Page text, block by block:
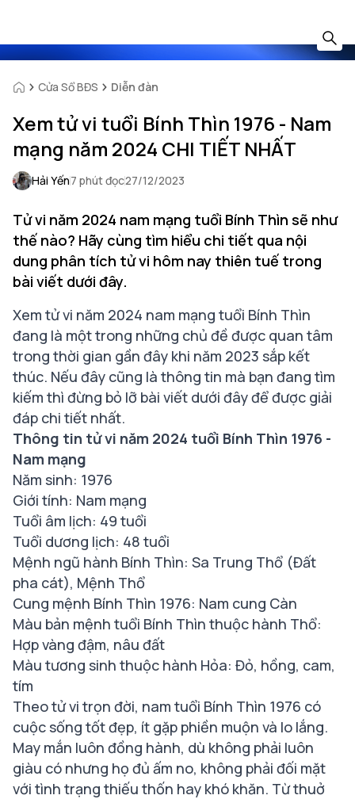
Cửa Sổ BĐS Diễn đàn
Xem tử vi tuổi Bính Thìn 1976 - Nam
mạng năm 2024 CHI TIẾT NHẤT
Hải Yến7 phút đọc27/12/2023
Tử vi năm 2024 nam mạng tuổi Bính Thìn sẽ như
thế nào? Hãy cùng tìm hiểu chi tiết qua nội
dung phân tích tử vi hôm nay thiên tuế trong
bài viết dưới đây.
Xem tử vi năm 2024 nam mạng tuổi Bính Thìn
đang là một trong những chủ đề được quan tâm
trong thời gian gần đây khi năm 2023 sắp kết
thúc. Nếu đây cũng là thông tin mà bạn đang tìm
kiếm thì đừng bỏ lỡ bài viết dưới đây để được giải
đáp chi tiết nhất.
Thông tin tử vi năm 2024 tuổi Bính Thìn 1976 -
Nam mạng
Năm sinh: 1976
Giới tính: Nam mạng
Tuổi âm lịch: 49 tuổi
Tuổi dương lịch: 48 tuổi
Mệnh ngũ hành Bính Thìn: Sa Trung Thổ (Đất
pha cát), Mệnh Thổ
Cung mệnh Bính Thìn 1976: Nam cung Càn
Màu bản mệnh tuổi Bính Thìn thuộc hành Thổ:
Hợp vàng đậm, nâu đất
Màu tương sinh thuộc hành Hỏa: Đỏ, hồng, cam,
tím
Theo tử vi trọn đời, nam tuổi Bính Thìn 1976 có
cuộc sống tốt đẹp, ít gặp phiền muộn và lo lắng.
May mắn luôn đồng hành, dù không phải luôn
giàu có nhưng họ đủ ấm no, không phải đối mặt
với tình trạng thiếu thốn hay khó khăn. Từ thuở